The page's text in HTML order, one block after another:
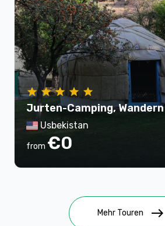
Jurten-Camping,
Rundreise zum Aydarkul-
(3 Tage)
Usbekistan
from €0
Mehr Touren east